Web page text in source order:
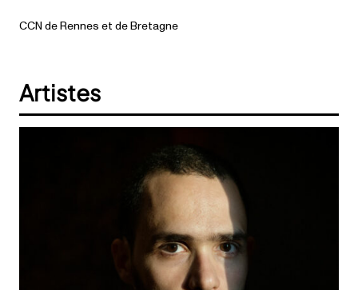
CCN de Rennes et de Bretagne
Artistes